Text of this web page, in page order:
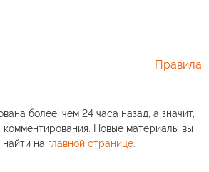
Правила
более, чем 24 часа назад, а значит,
комментирования. Новые материалы вы
на главной странице.